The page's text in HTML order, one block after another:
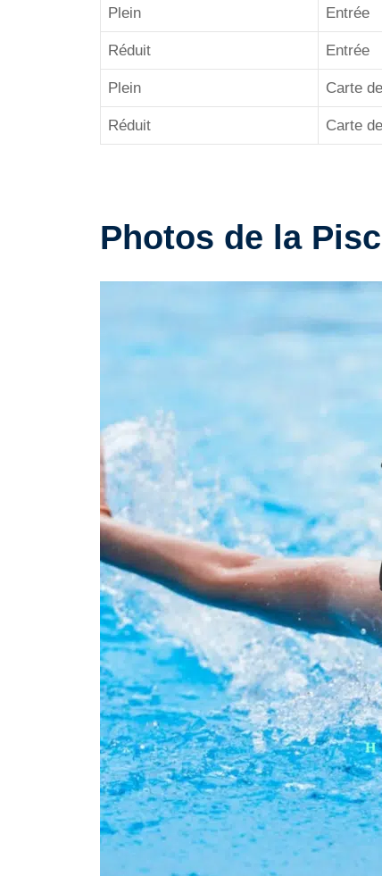
Plein Entrée
Réduit Entrée
Plein Carte
Réduit Carte
Photos de la